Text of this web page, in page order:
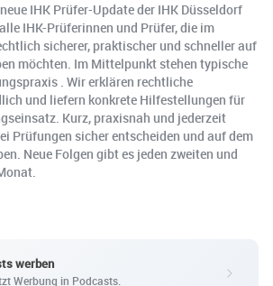
IHK Prüfer-Update der IHK Düsseldorf
IHK-Prüferinnen und Prüfer, die im
sicherer, praktischer und schneller auf
möchten. Im Mittelpunkt stehen typische
. Wir erklären rechtliche
und liefern konkrete Hilfestellungen für
Kurz, praxisnah und jederzeit
Prüfungen sicher entscheiden und auf dem
Neue Folgen gibt es jeden zweiten und
werben
Werbung in Podcasts.